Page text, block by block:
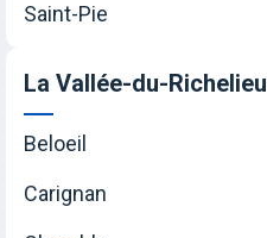
Saint-Pie
La Vallée-du-Richelieu
Beloeil
Carignan